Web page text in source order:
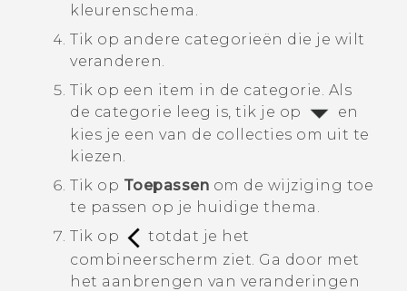
kleurenschema.
Tik op andere categorieën die je wilt
veranderen.
Tik op een item in de categorie. Als
de categorie leeg is, tik je op
en
kies je een van de collecties om uit te
kiezen.
Tik op Toepassen om de wijziging toe
te passen op je huidige thema.
Tik op
totdat je het
combineerscherm ziet. Ga door met
het aanbrengen van veranderingen